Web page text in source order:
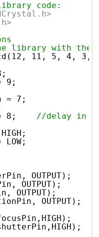
code:
with the
11, 5, 4, 3,
9;
= 7;
= 8; //delay in
LOW;
OUTPUT);
OUTPUT);
OUTPUT);